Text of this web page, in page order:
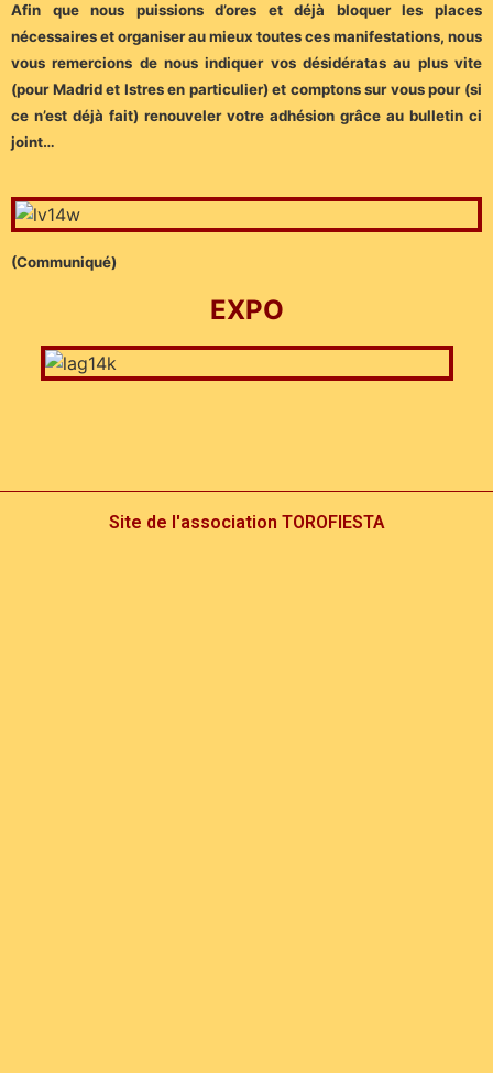
Afin que nous puissions d’ores et déjà bloquer les places
nécessaires et organiser au mieux toutes ces manifestations, nous
vous remercions de nous indiquer vos désidératas au plus vite
(pour Madrid et Istres en particulier) et comptons sur vous pour (si
ce n’est déjà fait) renouveler votre adhésion grâce au bulletin ci
joint…
(Communiqué)
EXPO
Site de l'association TOROFIESTA